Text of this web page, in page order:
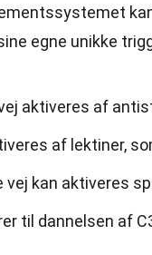
egne unikke
aktiveres af
af lektiner,
vej kan aktiveres
til dannelsen af